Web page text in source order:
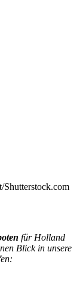
für Holland
Blick in unsere